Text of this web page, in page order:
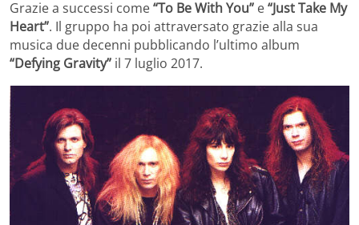
Grazie a successi come“To Be With You” e“Just Take My
Heart”. Il gruppo ha poi attraversato grazie alla sua
musica due decenni pubblicando l’ultimo album
“Defying Gravity” il 7 luglio 2017.